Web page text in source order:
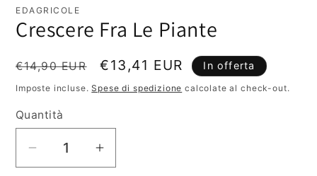
multimediali
1
in
finestra
EDAGRICOLE
Crescere Fra Le Piante
Prezzo
di
€14,90 EUR
Prezzo
scontato
€13,41 EUR In offerta
Imposte incluse.Spese di spedizione calcolate al check-out.
Quantità
DiminuisciAumenta